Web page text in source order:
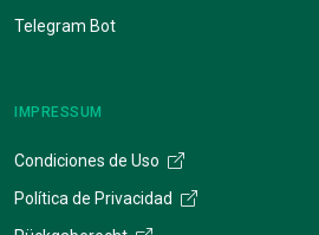
Telegram Bot
IMPRESSUM
Condiciones de Uso
Política de Privacidad